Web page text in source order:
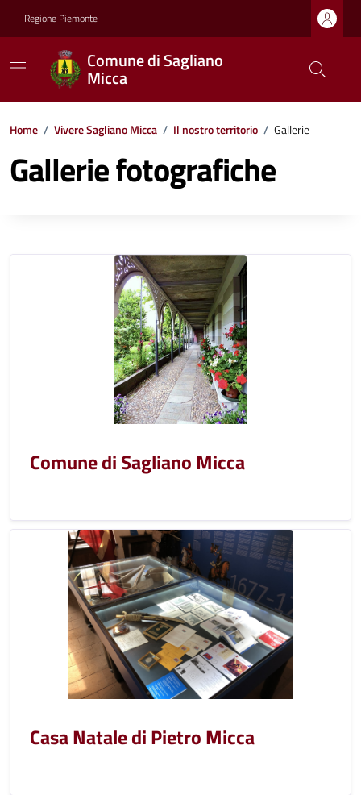
Regione Piemonte
Comune di Sagliano
Micca
Home / Vivere Sagliano Micca / Il nostro territorio / Gallerie
Gallerie fotografiche
Comune di Sagliano Micca
Casa Natale di Pietro Micca